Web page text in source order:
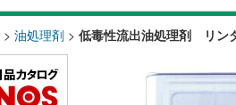
> 油処理剤 > 低毒性流出油処理剤 リ